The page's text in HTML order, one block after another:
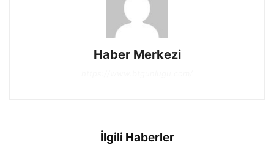
Haber Merkezi
İlgili Haberler